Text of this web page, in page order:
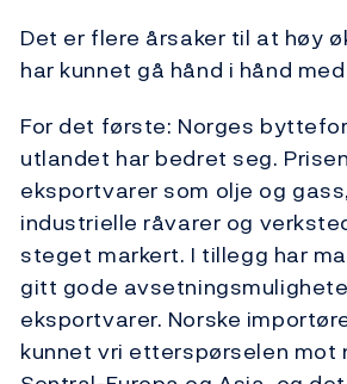
Det er flere årsaker til at høy
har kunnet gå hånd i hånd
For det første: Norges
utlandet har bedret seg.
eksportvarer som olje og
industrielle råvarer og
steget markert. I tillegg har
gitt gode
eksportvarer. Norske
kunnet vri etterspørselen mot